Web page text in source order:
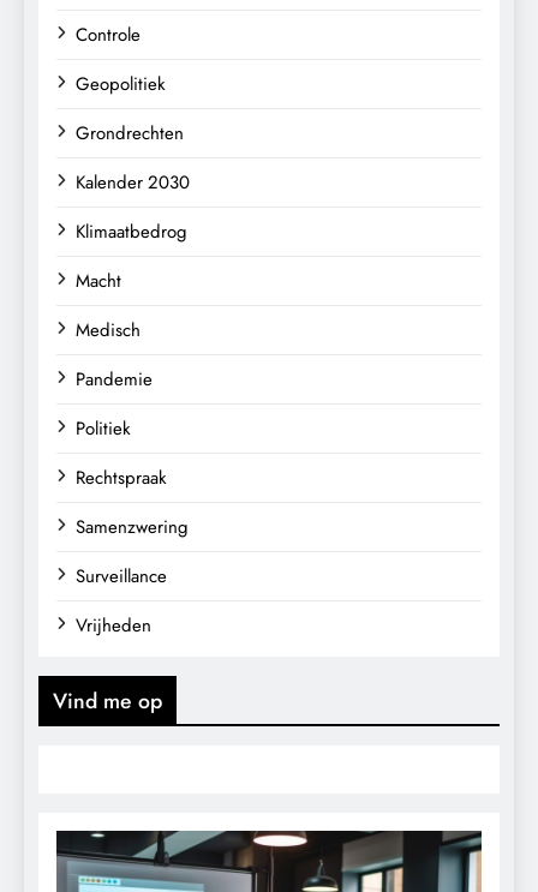
Controle
Geopolitiek
Grondrechten
Kalender 2030
Klimaatbedrog
Macht
Medisch
Pandemie
Politiek
Rechtspraak
Samenzwering
Surveillance
Vrijheden
Vind me op